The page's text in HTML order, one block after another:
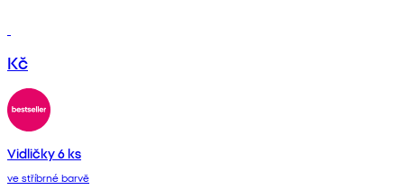
Kč
Vidličky 6 ks
ve stříbrné barvě